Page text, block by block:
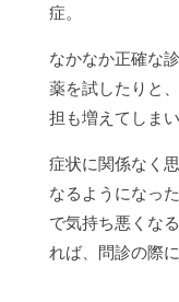
症。
なかなか正確な
薬を試したりと
担も増えてしまい
症状に関係なく
なるようになっ
で気持ち悪くな
れば、問診の際